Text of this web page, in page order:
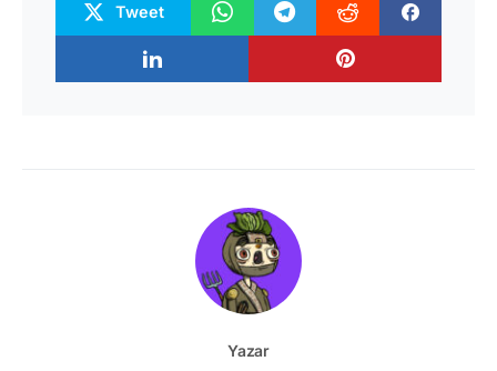
Tweet
Yazar